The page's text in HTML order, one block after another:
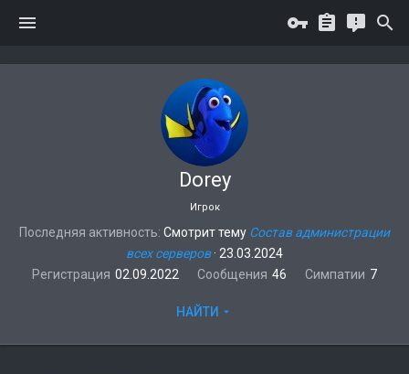
Dorey
Игрок
Последняя активность Смотрит тему Состав администрации
всех серверов · 23.03.2024
Регистрация 02.09.2022 Сообщения 46 Симпатии 7
НАЙТИ